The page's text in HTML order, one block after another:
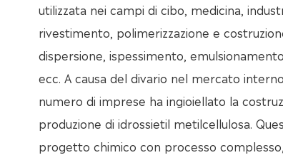
utilizzata nei campi di cibo, medicina,
rivestimento, polimerizzazione e
dispersione, ispessimento,
ecc. A causa del divario nel mercato
numero di imprese ha ingioiellato la
produzione di idrossietil metilcellulosa.
progetto chimico con processo